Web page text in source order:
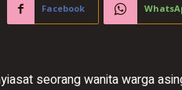
Facebook
seorang wanita warga